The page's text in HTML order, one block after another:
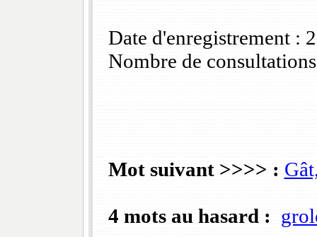
Date d'enregistrement :
Nombre de
Mot suivant >>>> :
4 mots au hasard :